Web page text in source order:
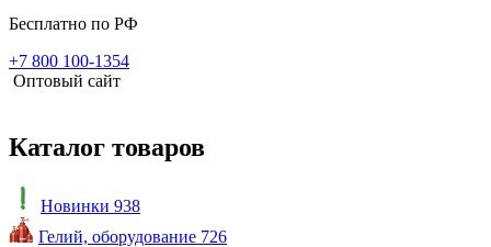
Бесплатно по РФ
+7 800 100-1354
Оптовый сайт
Каталог товаров
Новинки 938
Гелий, оборудование 726